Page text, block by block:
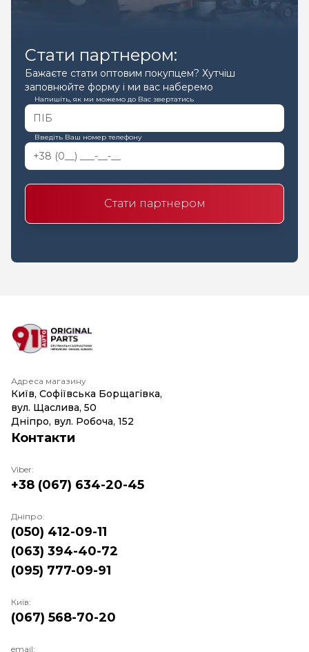
Стати партнером:
Бажаєте стати оптовим покупцем? Хутчіш
заповнюйте форму і ми вас наберемо
Напишіть, як ми можемо до Вас звертатись
Введіть Ваш номер телефону
Стати партнером
Адреса магазину
Київ, Софіївська Борщагівка,
вул. Щаслива, 50
Дніпро, вул. Робоча, 152
Контакти
Viber:
+38 (067) 634-20-45
Дніпро:
(050) 412-09-11
(063) 394-40-72
(095) 777-09-91
Київ:
(067) 568-70-20
email: